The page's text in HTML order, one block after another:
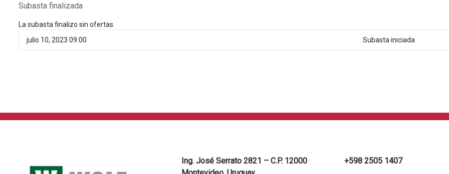
Subasta finalizada
La subasta finalizo sin ofertas.
julio 10, 2023 09:00
Subasta iniciada
Ing. José Serrato 2821 – C.P. 12000
+598 2505 1407